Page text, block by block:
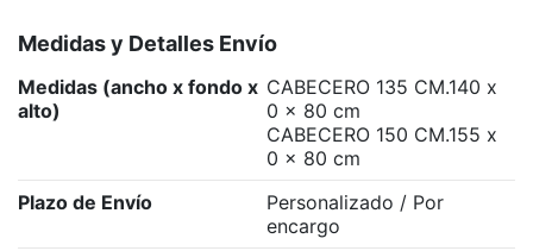
Medidas y Detalles Envío
Medidas (ancho x fondo x
alto)
CABECERO 135 CM.140 x
0 x 80 cm
CABECERO 150 CM.155 x
0 x 80 cm
Plazo de Envío
Personalizado / Por
encargo